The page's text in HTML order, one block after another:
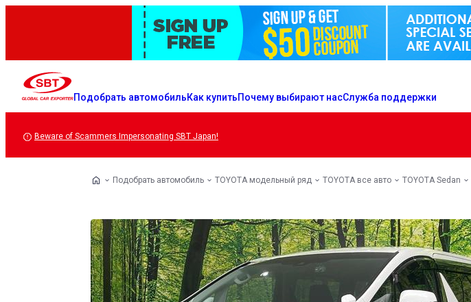
Подобрать автомобильКак купитьПочему выбирают насСлужба поддержки
Beware of Scammers Impersonating SBT Japan!
Подобрать автомобиль TOYOTA модельный ряд TOYOTA все авто TOYOTA Sedan